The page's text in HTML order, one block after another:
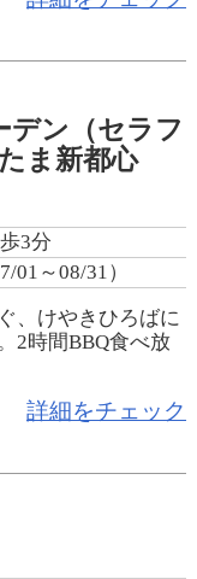
デン（セラフ
ま新都心
3分
01～08/31）
、けやきひろばに
2時間BBQ食べ放
詳細をチェック